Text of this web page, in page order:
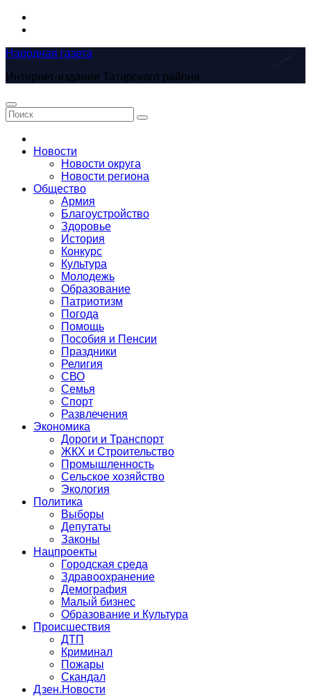
Перейти
Народная газета
Интернет-издание Татарского района
Новости
Новости округа
Новости региона
Общество
Армия
Благоустройство
Здоровье
История
Конкурс
Культура
Молодежь
Образование
Патриотизм
Погода
Помощь
Пособия и Пенсии
Праздники
Религия
СВО
Семья
Спорт
Развлечения
Экономика
Дороги и Транспорт
ЖКХ и Строительство
Промышленность
Сельское хозяйство
Экология
Политика
Выборы
Депутаты
Законы
Нацпроекты
Городская среда
Здравоохранение
Демография
Малый бизнес
Образование и Культура
Происшествия
ДТП
Криминал
Пожары
Скандал
Дзен.Новости